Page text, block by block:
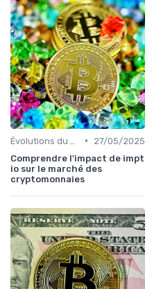
•
27/05/2025
Comprendre l'impact de impt
io sur le marché des
cryptomonnaies